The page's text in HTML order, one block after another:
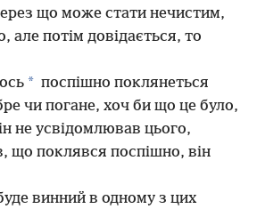
що може стати нечистим,
але потім довідається, то
* поспішно поклянеться
чи погане, хоч би що це було,
не усвідомлював цього,
що поклявся поспішно, він
винний в одному з цих